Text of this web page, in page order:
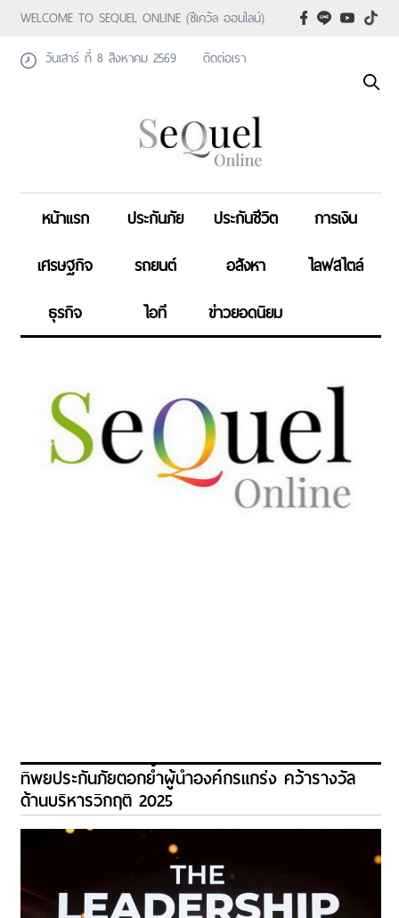
WELCOME TO SEQUEL ONLINE (ซีเคว้ล ออนไลน์)
วันเสาร์ ที่ 8 สิงหาคม 2569
ติดต่อเรา
หน้าแรก ประกันภัย ประกันชีวิต
การเงิน
เศรษฐกิจ
รถยนต์ อสังหา
ไลฟสไตล์
ธุรกิจ
ไอที ข่าวยอดนิยม
ทิพยประกันภัยตอกย้ำผู้นำองค์กรแกร่ง คว้ารางวัล
ด้านบริหารวิกฤติ 2025